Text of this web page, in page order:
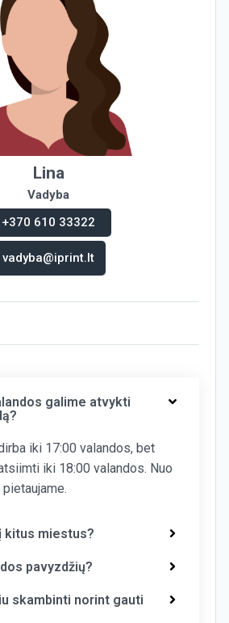
Lina
Vadyba
+370 610 33322
vadyba@iprint.lt
galime atvykti
iki 17:00 valandos, bet
iki 18:00 valandos. Nuo
kitus miestus?
pavyzdžių?
skambinti norint gauti